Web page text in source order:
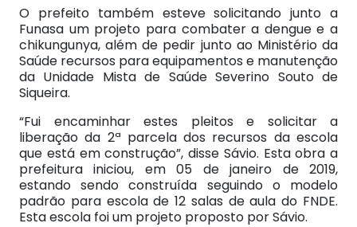
O prefeito também esteve solicitando junto a
Funasa um projeto para combater a dengue e a
chikungunya, além de pedir junto ao Ministério da
Saúde recursos para equipamentos e manutenção
da Unidade Mista de Saúde Severino Souto de
Siqueira.
“Fui encaminhar estes pleitos e solicitar a
liberação da 2ª parcela dos recursos da escola
que está em construção”, disse Sávio. Esta obra a
prefeitura iniciou, em 05 de janeiro de 2019,
estando sendo construída seguindo o modelo
padrão para escola de 12 salas de aula do FNDE.
Esta escola foi um projeto proposto por Sávio.